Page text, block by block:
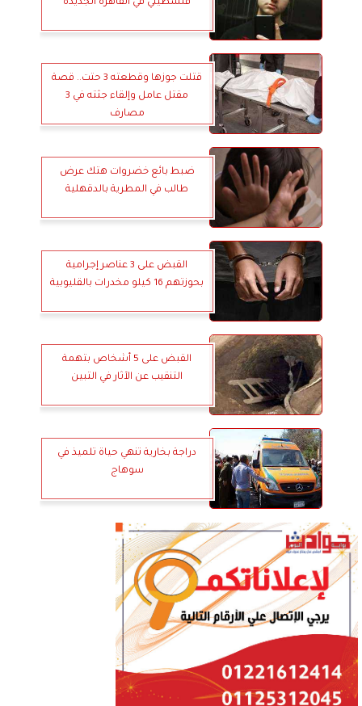
فلسطيني في القاهرة الجديدة
قتلت جوزها وقطعته 3 حتت.. قصة
مقتل عامل وإلقاء جثته في 3
مصارف
ضبط بائع خضروات هتك عرض
طالب في المطرية بالدقهلية
القبض على 3 عناصر إجرامية
بحوزتهم 16 كيلو مخدرات بالقليوبية
القبض على 5 أشخاص بتهمة
التنقيب عن الآثار في التبين
دراجة بخارية تنهي حياة تلميذ في
سوهاج